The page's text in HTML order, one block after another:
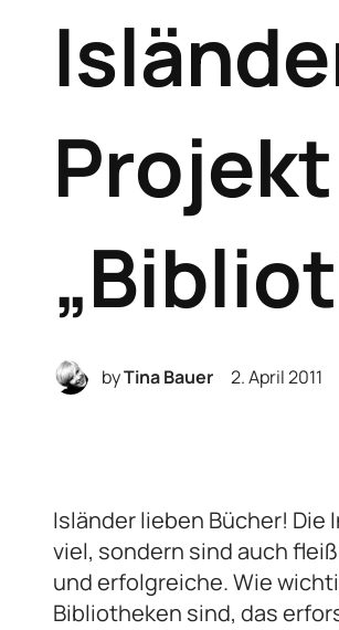
Projekt
byTina Bauer 2. April 2011
Isländer lieben Bücher!
viel, sondern sind auch
und erfolgreiche. Wie
Bibliotheken sind, das